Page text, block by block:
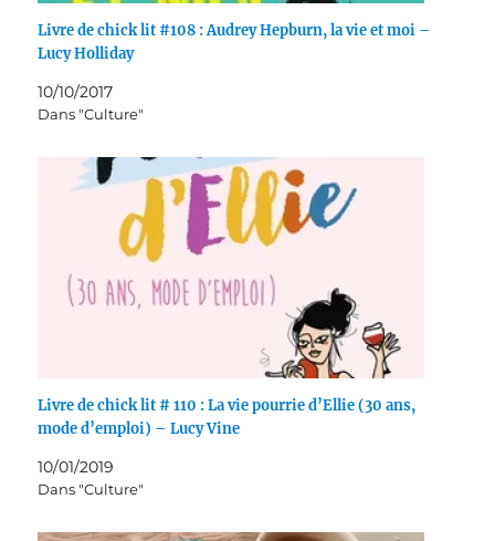
Livre de chick lit #108 : Audrey Hepburn, la vie et moi –
Lucy Holliday
10/10/2017
Dans "Culture"
Livre de chick lit # 110 : La vie pourrie d’Ellie (30 ans,
mode d’emploi) – Lucy Vine
10/01/2019
Dans "Culture"